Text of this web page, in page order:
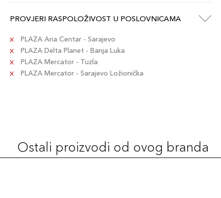
PROVJERI RASPOLOŽIVOST U POSLOVNICAMA
PLAZA Aria Centar - Sarajevo
PLAZA Delta Planet - Banja Luka
PLAZA Mercator - Tuzla
PLAZA Mercator - Sarajevo Ložionička
Ostali proizvodi od ovog branda